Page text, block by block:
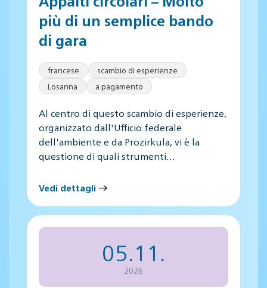
più di un semplice bando
di gara
francese
scambio di esperienze
Losanna
a pagamento
Al centro di questo scambio di esperienze,
organizzato dall'Ufficio federale
dell'ambiente e da Prozirkula, vi è la
questione di quali strumenti…
Vedi dettagli
05.11.
2026